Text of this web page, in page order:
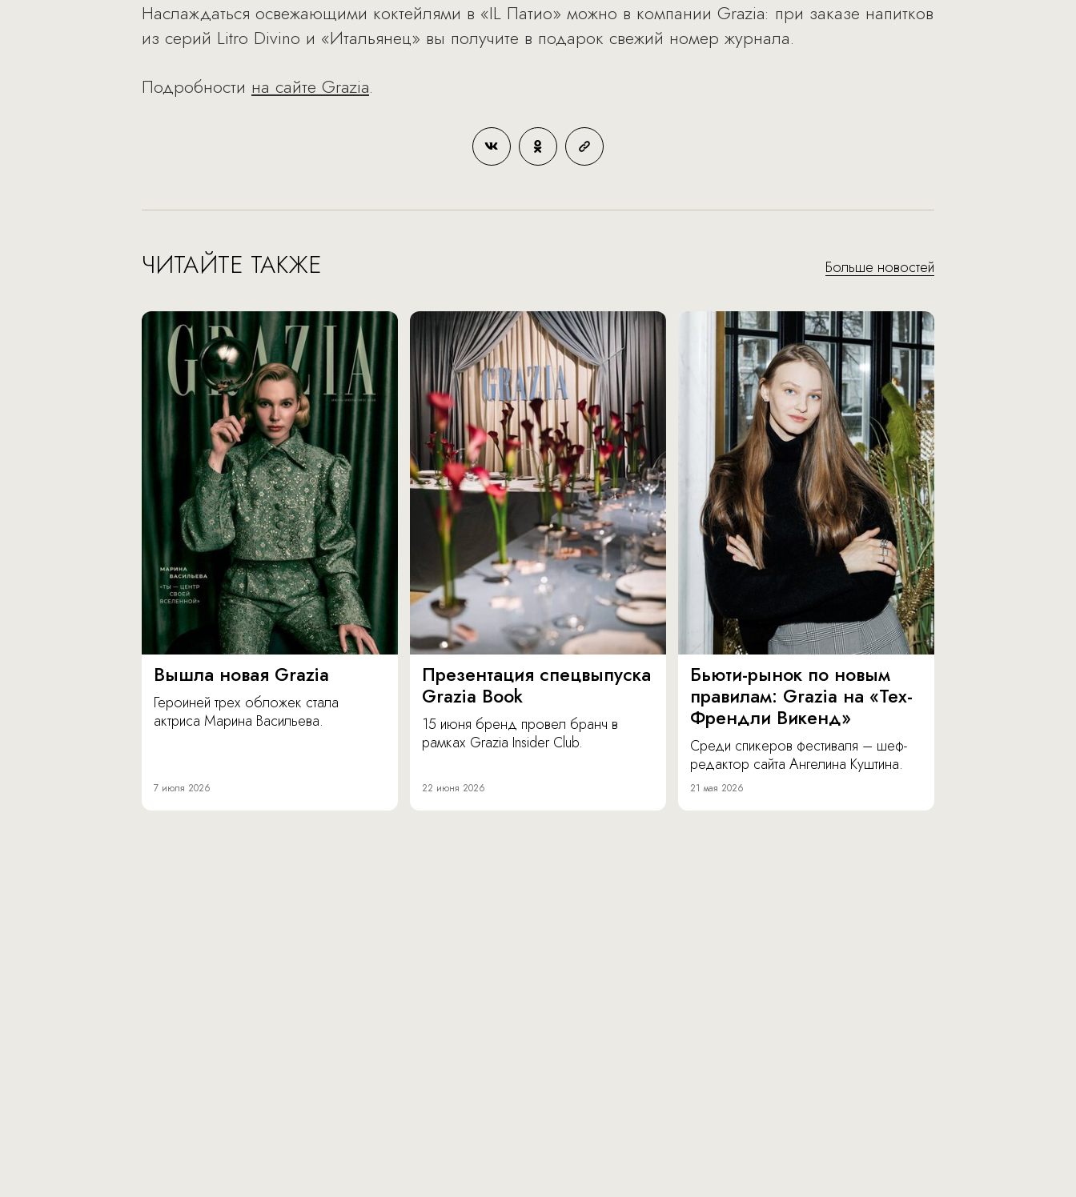
Наслаждаться освежающими коктейлями в «IL Патио» можно в компании Grazia: при заказе напитков
из серий Litro Divino и «Итальянец» вы получите в подарок свежий номер журнала.
Подробности на сайте Grazia.
ЧИТАЙТЕ ТАКЖЕ Больше новостей
Вышла новая Grazia
Героиней трех обложек стала
актриса Марина Васильева.
7 июля 2026
Презентация спецвыпуска
Grazia Book
15 июня бренд провел бранч в
рамках Grazia Insider Club.
22 июня 2026
Бьюти-рынок по новым
правилам: Grazia на «Тех-
Френдли Викенд»
Среди спикеров фестиваля – шеф-
редактор сайта Ангелина Куштина.
21 мая 2026